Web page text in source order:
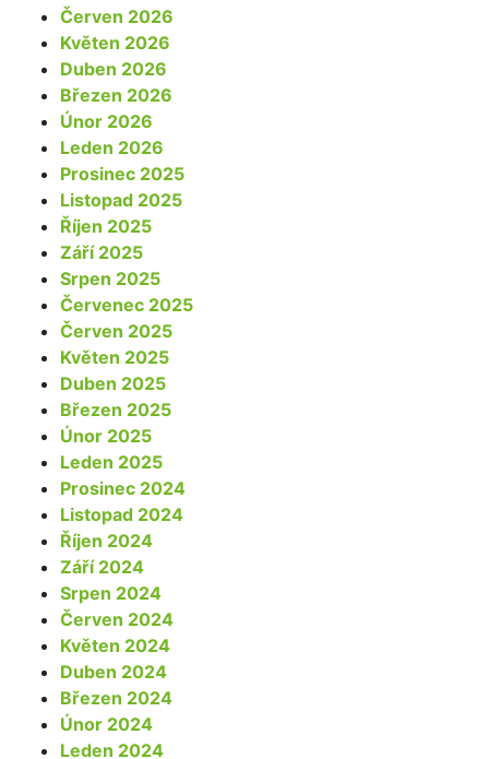
Červen 2026
Květen 2026
Duben 2026
Březen 2026
Únor 2026
Leden 2026
Prosinec 2025
Listopad 2025
Říjen 2025
Září 2025
Srpen 2025
Červenec 2025
Červen 2025
Květen 2025
Duben 2025
Březen 2025
Únor 2025
Leden 2025
Prosinec 2024
Listopad 2024
Říjen 2024
Září 2024
Srpen 2024
Červen 2024
Květen 2024
Duben 2024
Březen 2024
Únor 2024
Leden 2024